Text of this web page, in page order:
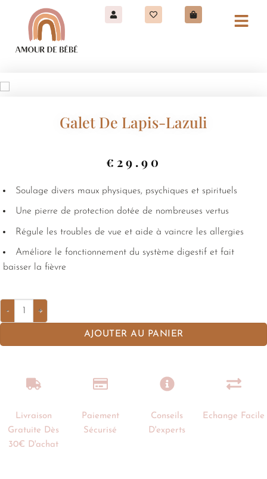
Galet De Lapis-Lazuli
€ 29.90
Soulage divers maux physiques, psychiques et spirituels
Une pierre de protection dotée de nombreuses vertus
Régule les troubles de vue et aide à vaincre les allergies
Améliore le fonctionnement du système digestif et fait
baisser la fièvre
AJOUTER AU PANIER
Livraison
Gratuite Dès
30€ D'achat
Paiement
Sécurisé
Conseils
D'experts
Echange Facile